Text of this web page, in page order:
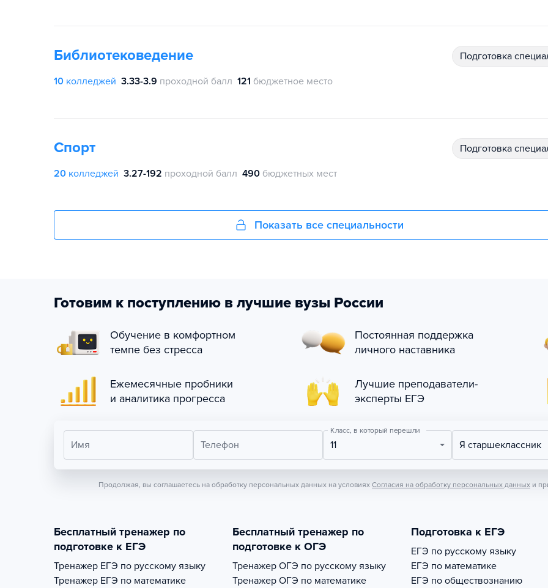
Библиотековедение подготовка
10 колледжей 3.33-3.9 проходной балл 121 бюджетное место
Спорт подготовка
20 колледжей 3.27-192 проходной балл 490 бюджетных мест
Показать все специальности
Готовим к поступлению в лучшие вузы России
Обучение в комфортном
темпе без стресса
Постоянная поддержка
личного наставника
Ежемесячные пробники
и аналитика прогресса
Лучшие преподаватели-
эксперты ЕГЭ
Имя Телефон
Класс, в который перешли
11 Я старшеклассник
Продолжая, вы соглашаетесь на обработку персональных данных на условиях Согласия на обработку персональных данных и
Бесплатный тренажер по
подготовке к ЕГЭ
Тренажер ЕГЭ по русскому языку
Тренажер ЕГЭ по математике
Бесплатный тренажер по
подготовке к ОГЭ
Тренажер ОГЭ по русскому языку
Тренажер ОГЭ по математике
Подготовка к ЕГЭ
ЕГЭ по русскому языку
ЕГЭ по математике
ЕГЭ по обществознанию